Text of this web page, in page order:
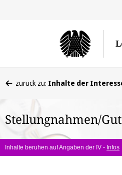
befinden
hier:
zurück zu: Inhalte der
Stellungnahmen/
Inhalte beruhen auf Angaben der IV - Infos